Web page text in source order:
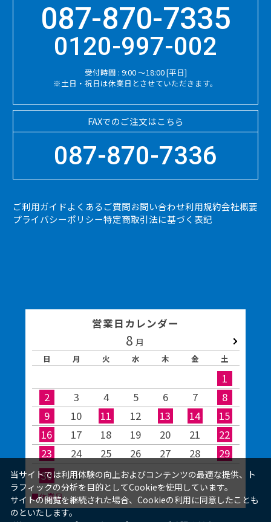
087-870-7335
0120-997-002
受付時間 : 9:00 ～18:00 [平日]
※土日・祝日は休業日とさせていただきます。
FAXでのご注文はこちら
087-870-7336
ご利用ガイドよくあるご質問お問い合わせ利用規約会社概要
プライバシーポリシー特定商取引法に基づく表記
営業日カレンダー
8 月
日 月 火 水 木 金 土
1
2
3 4 5 6 7
8
9
10 11 12 13 14
15
16
17 18 19 20 21
22
23
24 25 26 27 28
29
30
31
■休業日
当サイトでは利用体験の向上およびコンテンツの最適な提供、ト
ラフィックの分析を目的としてCookieを使用しています。
サイトの閲覧を継続された場合、Cookieの利用に同意したことも
のといたします。